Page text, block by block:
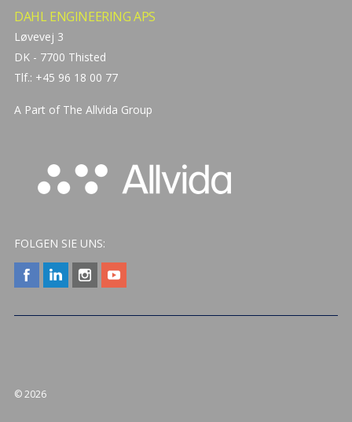
DAHL ENGINEERING APS
Løvevej 3
DK - 7700 Thisted
Tlf.: +45 96 18 00 77
A Part of The Allvida Group
FOLGEN SIE UNS:
© 2026